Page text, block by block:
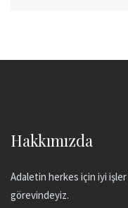
Hakkımızda
Adaletin herkes için iyi
görevindeyiz.